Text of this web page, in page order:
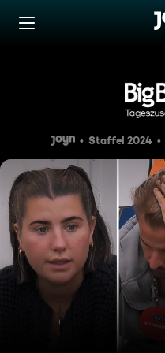
Zum Inhalt springen
Staffel 2024